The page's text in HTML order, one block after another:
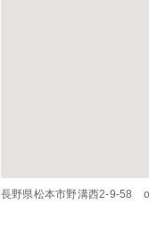
長野県松本市野溝西2-9-58